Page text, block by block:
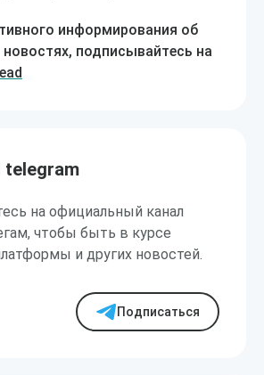
информирования об
новостях, подписывайтесь на
telegram
на официальный канал
чтобы быть в курсе
и других новостей.
Подписаться